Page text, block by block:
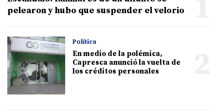
pelearon y hubo que suspender el velorio
Política
En medio de la polémica,
Capresca anunció la vuelta de
los créditos personales